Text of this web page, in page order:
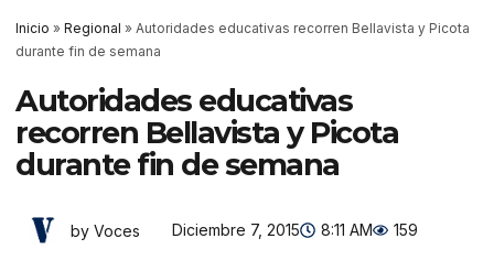
Inicio » Regional » Autoridades educativas recorren Bellavista y Picota
durante fin de semana
Autoridades educativas
recorren Bellavista y Picota
durante fin de semana
by Voces Diciembre 7, 2015 8:11 AM 159